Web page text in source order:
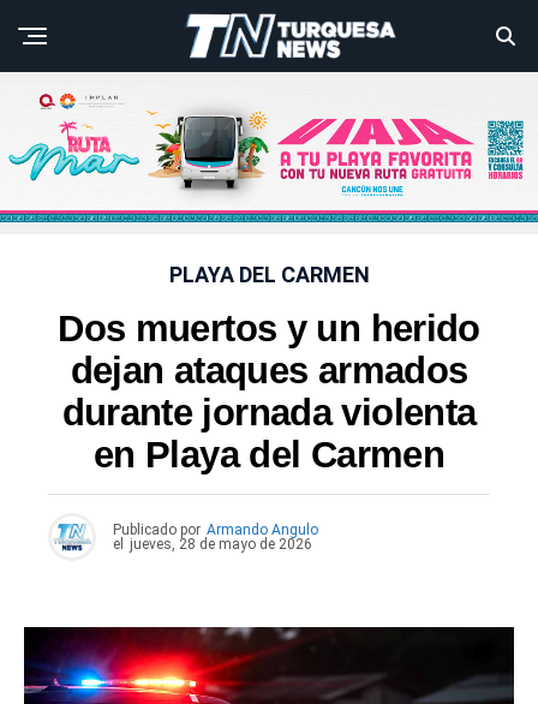
PLAYA DEL CARMEN
Dos muertos y un herido
dejan ataques armados
durante jornada violenta
en Playa del Carmen
Publicado por Armando Angulo
el
jueves, 28 de mayo de 2026